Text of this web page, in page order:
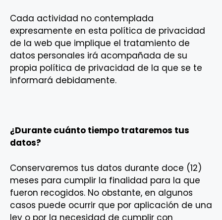
Cada actividad no contemplada
expresamente en esta política de privacidad
de la web que implique el tratamiento de
datos personales irá acompañada de su
propia política de privacidad de la que se te
informará debidamente.
¿Durante cuánto tiempo trataremos tus
datos?
Conservaremos tus datos durante doce (12)
meses para cumplir la finalidad para la que
fueron recogidos. No obstante, en algunos
casos puede ocurrir que por aplicación de una
ley o por la necesidad de cumplir con